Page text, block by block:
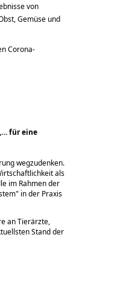
von
Gemüse und
Corona-
für eine
wegzudenken.
als
im Rahmen der
in der Praxis
an Tierärzte,
Stand der